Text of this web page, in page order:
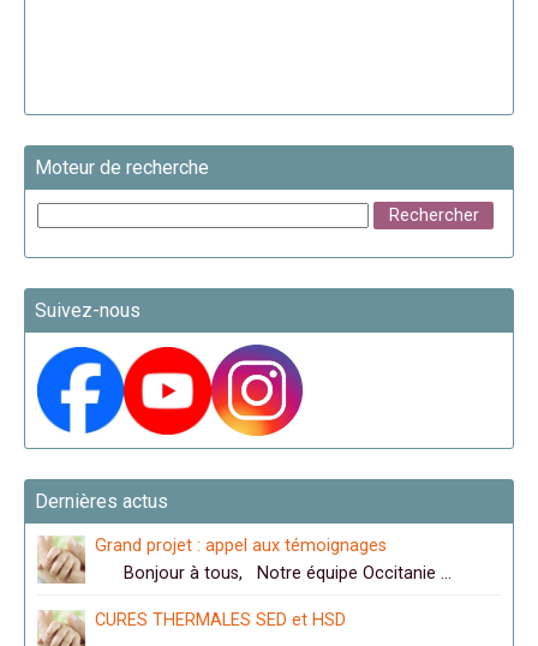
Moteur de recherche
Suivez-nous
Dernières actus
Grand projet : appel aux témoignages
Bonjour à tous, Notre équipe Occitanie …
CURES THERMALES SED et HSD